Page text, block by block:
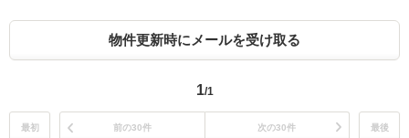
物件更新時にメールを受け取る
1/1
最初 前の30件 次の30件 最後